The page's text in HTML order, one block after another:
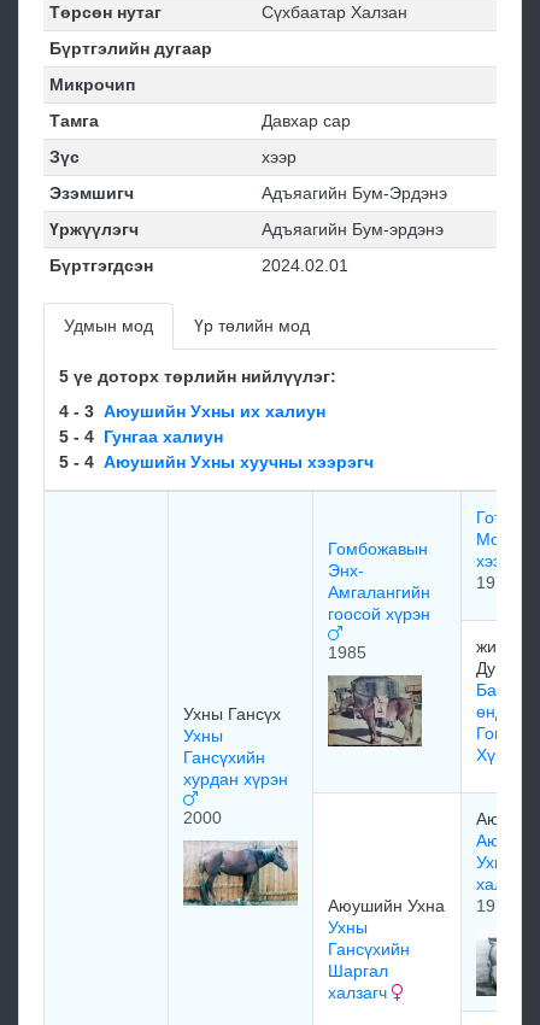
Төрсөн нутаг
Сүхбаатар Халзан
Бүртгэлийн дугаар
Микрочип
Тамга
Давхар сар
Зүс
хээр
Эзэмшигч
Адъяагийн Бум-Эрдэнэ
Үржүүлэгч
Адъяагийн Бум-эрдэнэ
Бүртгэгдсэн
2024.02.01
Удмын мод Үр төлийн мод
5 үе доторх төрлийн нийлүүлэг:
4 - 3 Аюушийн Ухны их халиун
5 - 4 Гунгаа халиун
5 - 4 Аюушийн Ухны хуучны хээрэгч
Ухны Гансүх
Ухны
Гансүхийн
хурдан хүрэн
2000
Гомбожавын
Энх-
Амгалангийн
гоосой хүрэн
1985
Готовын
хээр
1972
өндөр
Хүрэгч
Аюушийн Ухна
Ухны
Гансүхийн
Шаргал
халзагч
Ухны их
халиун
1974